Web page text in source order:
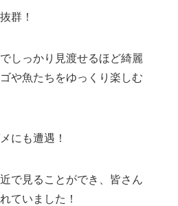
群！
しっかり見渡せるほど綺麗
や魚たちをゆっくり楽しむ
にも遭遇！
で見ることができ、皆さん
ていました！